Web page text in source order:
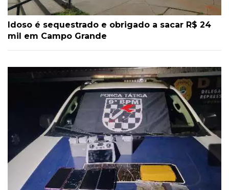
Idoso é sequestrado e obrigado a sacar R$ 24
mil em Campo Grande